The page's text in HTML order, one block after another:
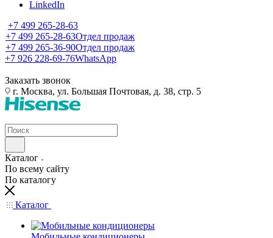
LinkedIn
+7 499 265-28-63
+7 499 265-28-63Отдел продаж
+7 499 265-36-90Отдел продаж
+7 926 228-69-76WhatsApp
Заказать звонок
г. Москва, ул. Большая Почтовая, д. 38, стр. 5
Каталог
По всему сайту
По каталогу
Каталог